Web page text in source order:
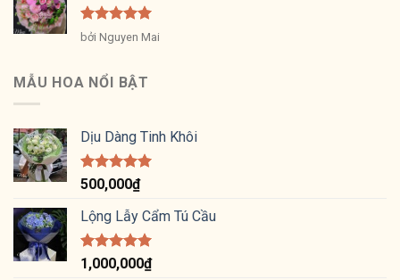
Được xếp
hạng 55
bởi Nguyen Mai
MẪU HOA NỔI BẬT
Dịu Dàng Tinh Khôi
Được xếp
hạng
5.00
5 sao
500,000₫
Lộng Lẫy Cẩm Tú Cầu
Được xếp
hạng 5.00
1,000,000₫